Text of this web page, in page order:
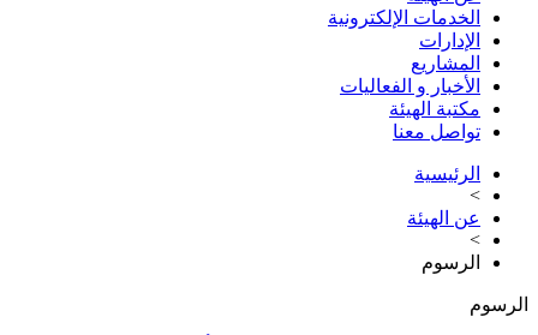
الخدمات الإلكترونية
الإدارات
المشاريع
الأخبار و الفعاليات
مكتبة الهيئة
تواصل معنا
الرئيسية
>
عن الهيئة
>
الرسوم
الرسوم